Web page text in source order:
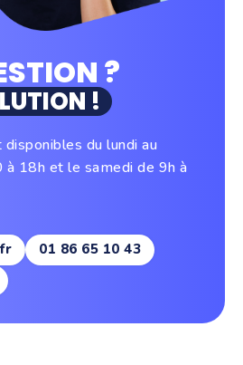
?
!
du lundi au
18h et le samedi de 9h à
01 86 65 10 43